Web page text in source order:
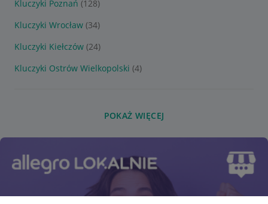
Kluczyki Poznań (128)
Kluczyki Wrocław (34)
Kluczyki Kiełczów (24)
Kluczyki Ostrów Wielkopolski (4)
POKAŻ WIĘCEJ